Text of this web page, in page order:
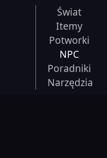
Świat
Itemy
Potworki
NPC
Poradniki
Narzędzia